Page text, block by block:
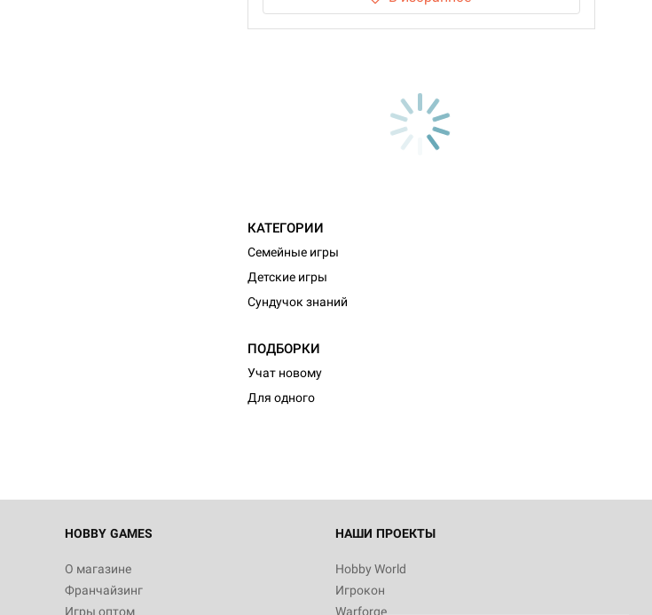
КАТЕГОРИИ
Семейные игры
Детские игры
Сундучок знаний
ПОДБОРКИ
Учат новому
Для одного
HOBBY GAMES
О магазине
Франчайзинг
Игры оптом
НАШИ ПРОЕКТЫ
Hobby World
Игрокон
Warforge